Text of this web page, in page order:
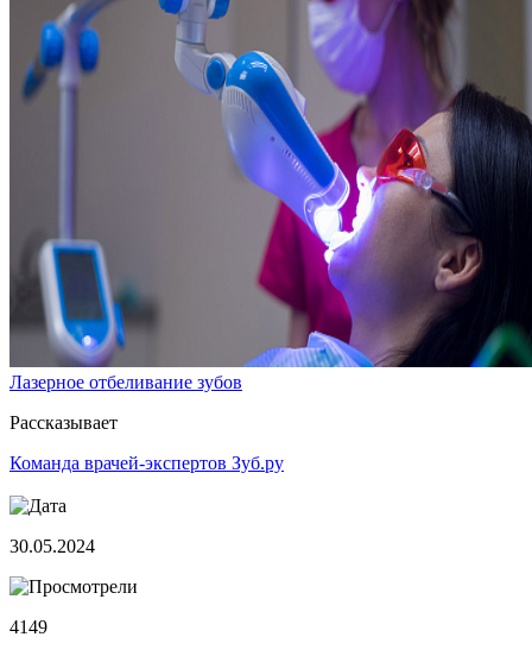
Лазерное отбеливание зубов
Рассказывает
Команда врачей-экспертов Зуб.ру
30.05.2024
4149